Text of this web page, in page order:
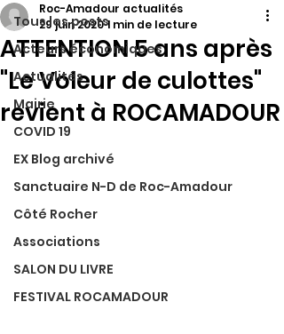
Tous les posts
Acteurs économiques
Actualités
Mairie
COVID 19
EX Blog archivé
Sanctuaire N-D de Roc-Amadour
Côté Rocher
Associations
SALON DU LIVRE
FESTIVAL ROCAMADOUR
ATTENTION 5 ans après
"Le Voleur de culottes"
revient à ROCAMADOUR
Roc-Amadour actualités
29 juin 20201 min de lecture